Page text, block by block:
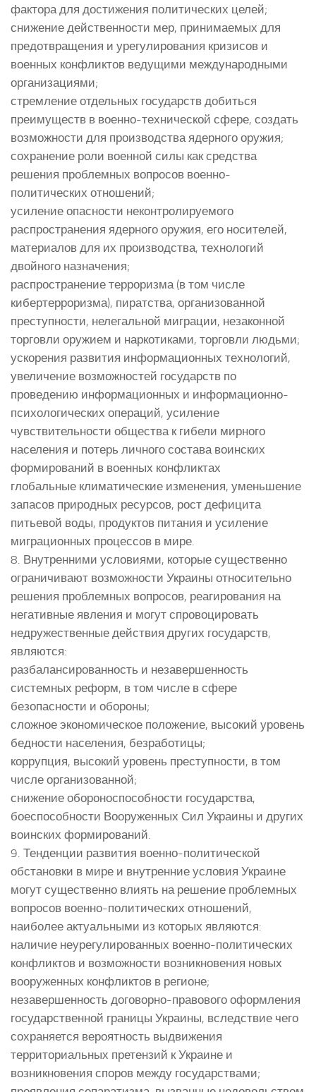
фактора для достижения политических целей;
снижение действенности мер, принимаемых для
предотвращения и урегулирования кризисов и
военных конфликтов ведущими международными
организациями;
стремление отдельных государств добиться
преимуществ в военно-технической сфере, создать
возможности для производства ядерного оружия;
сохранение роли военной силы как средства
решения проблемных вопросов военно-
политических отношений;
усиление опасности неконтролируемого
распространения ядерного оружия, его носителей,
материалов для их производства, технологий
двойного назначения;
распространение терроризма (в том числе
кибертерроризма), пиратства, организованной
преступности, нелегальной миграции, незаконной
торговли оружием и наркотиками, торговли людьми;
ускорения развития информационных технологий,
увеличение возможностей государств по
проведению информационных и информационно-
психологических операций, усиление
чувствительности общества к гибели мирного
населения и потерь личного состава воинских
формирований в военных конфликтах
глобальные климатические изменения, уменьшение
запасов природных ресурсов, рост дефицита
питьевой воды, продуктов питания и усиление
миграционных процессов в мире.
8. Внутренними условиями, которые существенно
ограничивают возможности Украины относительно
решения проблемных вопросов, реагирования на
негативные явления и могут спровоцировать
недружественные действия других государств,
являются:
разбалансированность и незавершенность
системных реформ, в том числе в сфере
безопасности и обороны;
сложное экономическое положение, высокий уровень
бедности населения, безработицы;
коррупция, высокий уровень преступности, в том
числе организованной;
снижение обороноспособности государства,
боеспособности Вооруженных Сил Украины и других
воинских формирований.
9. Тенденции развития военно-политической
обстановки в мире и внутренние условия Украине
могут существенно влиять на решение проблемных
вопросов военно-политических отношений,
наиболее актуальными из которых являются:
наличие неурегулированных военно-политических
конфликтов и возможности возникновения новых
вооруженных конфликтов в регионе;
незавершенность договорно-правового оформления
государственной границы Украины, вследствие чего
сохраняется вероятность выдвижения
территориальных претензий к Украине и
возникновения споров между государствами;